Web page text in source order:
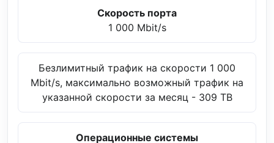
Скорость порта
1 000 Mbit/s
Безлимитный трафик на скорости 1 000
Mbit/s, максимально возможный трафик на
указанной скорости за месяц - 309 TB
Операционные системы